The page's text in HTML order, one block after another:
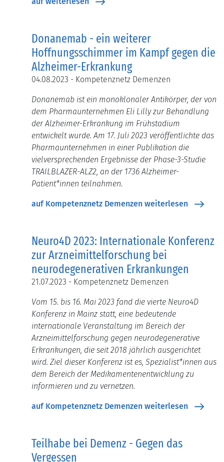
Donanemab - ein weiterer
Hoffnungsschimmer im Kampf gegen die
Alzheimer-Erkrankung
04.08.2023 - Kompetenznetz Demenzen
Donanemab ist ein monoklonaler Antikörper, der von
dem Pharmaunternehmen Eli Lilly zur Behandlung
der Alzheimer-Erkrankung im Frühstadium
entwickelt wurde. Am 17. Juli 2023 veröffentlichte das
Pharmaunternehmen in einer Publikation die
vielversprechenden Ergebnisse der Phase-3-Studie
TRAILBLAZER-ALZ2, an der 1736 Alzheimer-
Patient*innen teilnahmen.
auf Kompetenznetz Demenzen weiterlesen
Neuro4D 2023: Internationale Konferenz
zur Arzneimittelforschung bei
neurodegenerativen Erkrankungen
21.07.2023 - Kompetenznetz Demenzen
Vom 15. bis 16. Mai 2023 fand die vierte Neuro4D
Konferenz in Mainz statt, eine bedeutende
internationale Veranstaltung im Bereich der
Arzneimittelforschung gegen neurodegenerative
Erkrankungen, die seit 2018 jährlich ausgerichtet
wird. Ziel dieser Konferenz ist es, Spezialist*innen aus
dem Bereich der Medikamentenentwicklung zu
informieren und zu vernetzen.
auf Kompetenznetz Demenzen weiterlesen
Teilhabe bei Demenz - Gegen das
Vergessen